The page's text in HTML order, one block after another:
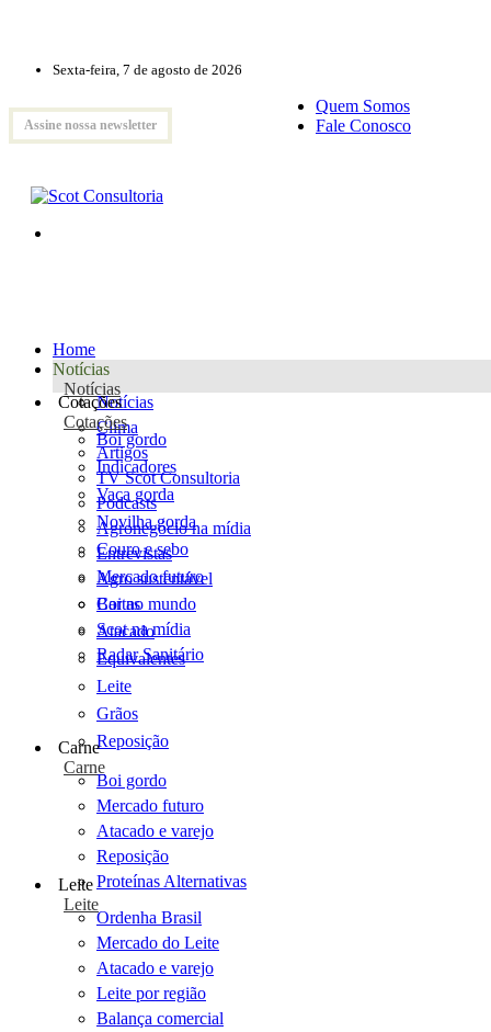
Sexta-feira, 7 de agosto de 2026
Assine nossa newsletter
Quem Somos
Fale Conosco
Home
Notícias
Notícias
Notícias
Clima
Artigos
TV Scot Consultoria
Podcasts
Agronegócio na mídia
Entrevistas
Agro sustentável
Cartas
Scot na mídia
Radar Sanitário
Cotações
Cotações
Boi gordo
Indicadores
Vaca gorda
Novilha gorda
Couro e sebo
Mercado futuro
Boi no mundo
Atacado
Equivalentes
Leite
Grãos
Reposição
Carne
Carne
Boi gordo
Mercado futuro
Atacado e varejo
Reposição
Proteínas Alternativas
Leite
Leite
Ordenha Brasil
Mercado do Leite
Atacado e varejo
Leite por região
Balança comercial